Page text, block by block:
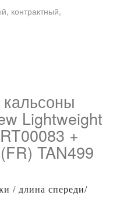
контрактный,
Lightweight
+
TAN499
/ длина спереди/